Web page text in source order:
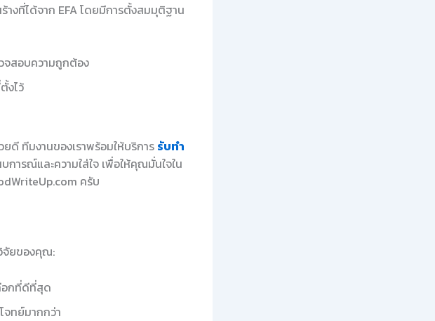
างที่ได้จาก EFA โดยมีการตั้งสมมุติฐาน
จสอบความถูกต้อง
งไว้
ดี ทีมงานของเราพร้อมให้บริการ รับทำ
การณ์และความใส่ใจ เพื่อให้คุณมั่นใจใน
ครับ
จัยของคุณ:
อกที่ดีที่สุด
จทย์มากกว่า